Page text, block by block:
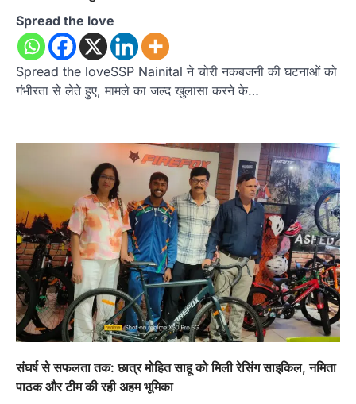
Spread the love
Spread the loveSSP Nainital ने चोरी नकबजनी की घटनाओं को
गंभीरता से लेते हुए, मामले का जल्द खुलासा करने के…
संघर्ष से सफलता तक: छात्र मोहित साहू को मिली रेसिंग साइकिल, नमिता
पाठक और टीम की रही अहम भूमिका